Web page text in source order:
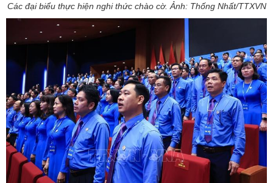
Các đại biểu thực hiện nghi thức chào cờ. Ảnh: Thống Nhất/TTXVN